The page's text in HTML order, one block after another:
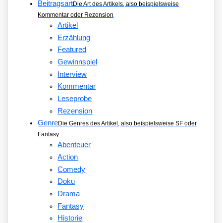
BeitragsartDie Art des Artikels, also beispielsweise
Kommentar oder Rezension
Artikel
Erzählung
Featured
Gewinnspiel
Interview
Kommentar
Leseprobe
Rezension
GenreDie Genres des Artikel, also beispielsweise SF oder
Fantasy
Abenteuer
Action
Comedy
Doku
Drama
Fantasy
Historie